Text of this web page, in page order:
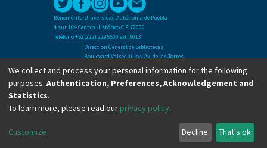
Benemérita Universidad Autónoma de Puebla
4 sur 104 Centro Histórico C.P. 72000
Teléfono +52(222) 2295500 ext. 5013
Dirección General de Bibliotecas
Boulevard Valsequillo y Av. de las Torres
Ciudad Universitaria. Col. San Manuel
C.P. 72570
Teléfono +52 (222) 2295500 Ext 2901
Copyright © Dirección General de Bibliotecas - BUAP 2024. All right reserved.
We collect and process your personal information for the following
purposes: Authentication, Preferences, Acknowledgement and
Statistics.
To learn more, please read our privacy policy.
Customize Decline That's ok